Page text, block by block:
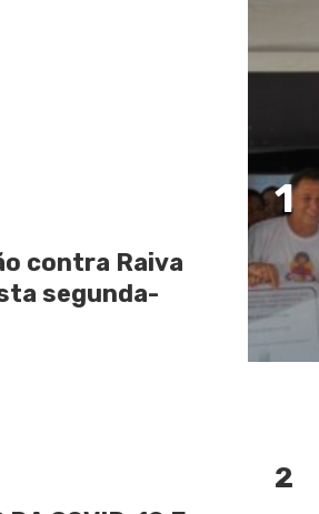
contra Raiva
segunda-
1
2